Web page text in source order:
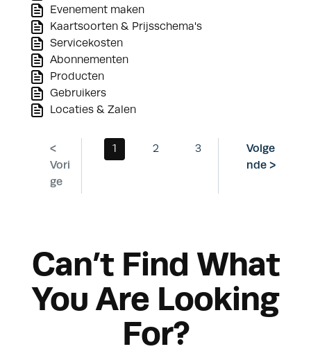
Evenement maken
Kaartsoorten & Prijsschema's
Servicekosten
Abonnementen
Producten
Gebruikers
Locaties & Zalen
<
Vori
ge
1 2 3
Volge
nde >
Can’t Find What
You Are Looking
For?